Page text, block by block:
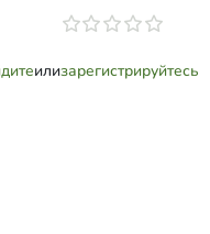
илизарегистрируйтесь